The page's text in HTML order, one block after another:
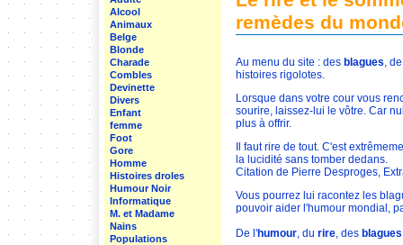
Alcool
Animaux
Belge
Blonde
Charade
Combles
Devinette
Divers
Enfant
femme
Foot
Gore
Homme
Histoires droles
Humour Noir
Informatique
M. et Madame
Nains
Populations
remèdes du
Au menu du site : des blagues,
histoires rigolotes.
Lorsque dans votre cour vous
sourire, laissez-lui le vôtre. Car
plus à offrir.
Il faut rire de tout. C'est
la lucidité sans tomber dedans.
Citation de Pierre Desproges,
Vous pourrez lui racontez les
pouvoir aider l'humour mondial,
De l'humour, du rire, des blagues